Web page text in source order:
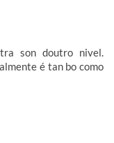
son doutro nivel.
é tan bo como